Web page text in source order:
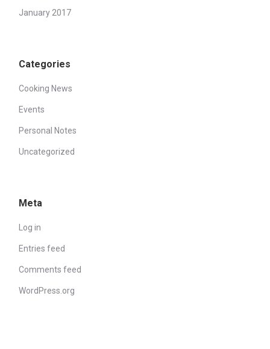
January 2017
Categories
Cooking News
Events
Personal Notes
Uncategorized
Meta
Log in
Entries feed
Comments feed
WordPress.org